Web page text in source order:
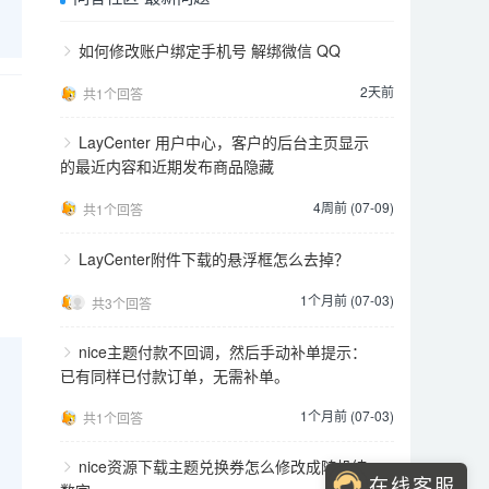
如何修改账户绑定手机号 解绑微信 QQ
共1个回答 2天前
LayCenter 用户中心，客户的后台主页显示
的最近内容和近期发布商品隐藏
共1个回答 4周前 (07-09)
LayCenter附件下载的悬浮框怎么去掉？
共3个回答 1个月前 (07-03)
nice主题付款不回调，然后手动补单提示：
已有同样已付款订单，无需补单。
共1个回答 1个月前 (07-03)
nice资源下载主题兑换券怎么修改成随机纯